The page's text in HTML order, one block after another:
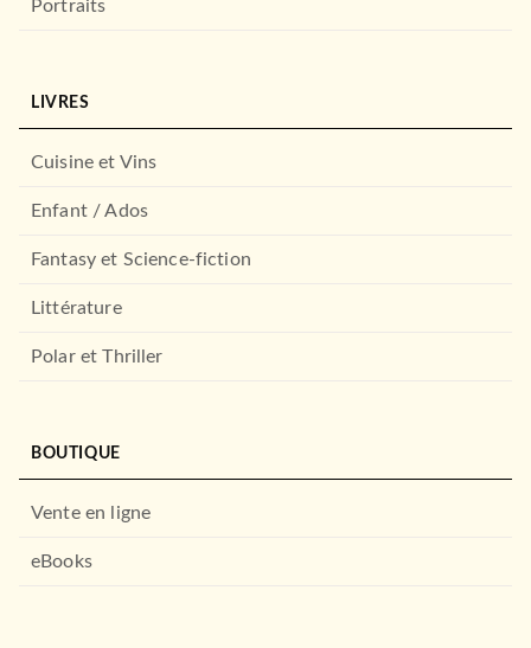
Portraits
LIVRES
Cuisine et Vins
Enfant / Ados
Fantasy et Science-fiction
Littérature
Polar et Thriller
BOUTIQUE
Vente en ligne
eBooks